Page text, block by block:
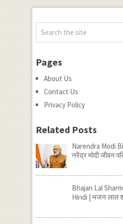
Pages
About Us
Contact Us
Privacy Policy
Related Posts
Narendra Modi
नरेंद्र मोदी जीवन
Bhajan Lal
Hindi | भजन लाल